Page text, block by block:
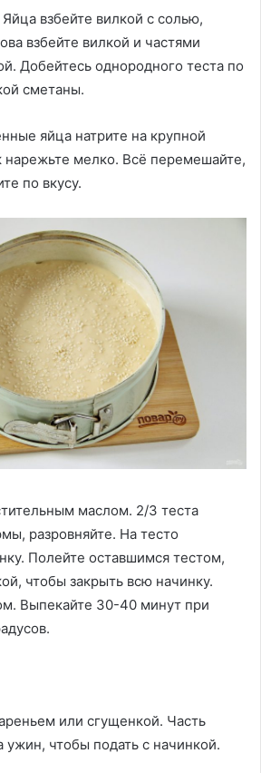
взбейте вилкой с солью,
взбейте вилкой и частями
Добейтесь однородного теста по
сметаны.
яйца натрите на крупной
нарежьте мелко. Всё перемешайте,
по вкусу.
маслом. 2/3 теста
разровняйте. На тесто
Полейте оставшимся тестом,
чтобы закрыть всю начинку.
Выпекайте 30-40 минут при
или сгущенкой. Часть
ужин, чтобы подать с начинкой.